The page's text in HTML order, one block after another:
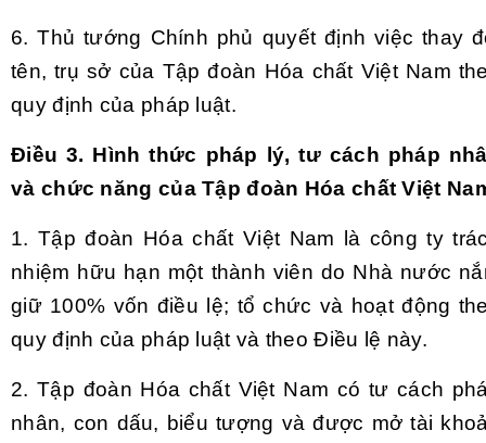
6.Thủ tướng Chính phủ quyết định việc thay
tên, trụ sở của Tập đoàn Hóa chất Việt Nam
quy định của pháp luật.
Điều 3. Hình thức pháp lý, tư cách pháp
và chức năng của Tập đoàn Hóa chất Việt
1.Tập đoàn Hóa chất Việt Nam là công ty
nhiệm hữu hạn một thành viên do Nhà nước
giữ 100% vốn điều lệ; tổ chức và hoạt động
quy định của pháp luật và theo Điều lệ này.
2.Tập đoàn Hóa chất Việt Nam có tư cách
nhân, con dấu, biểu tượng và được mở tài